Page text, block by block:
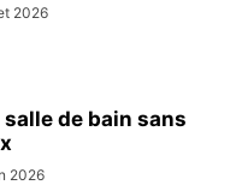
2026
salle de bain sans
2026